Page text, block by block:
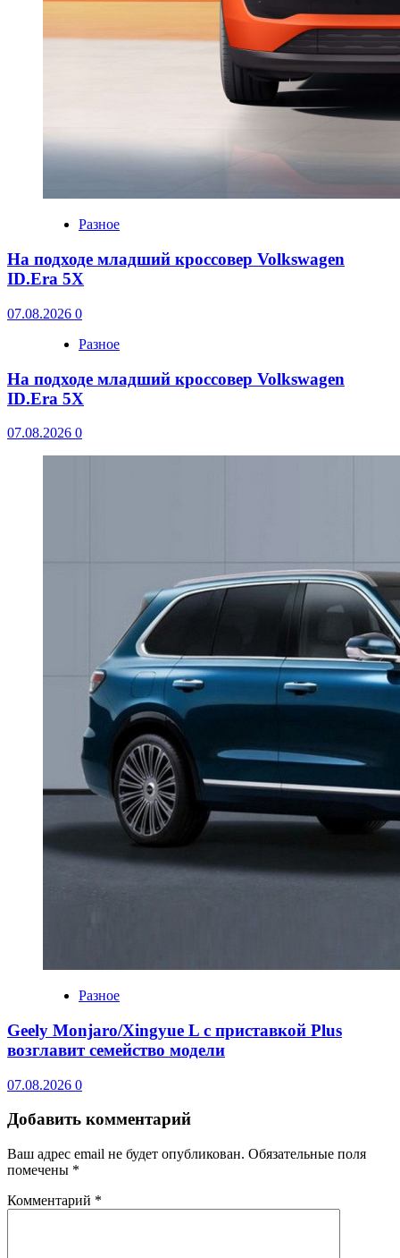
Разное
На подходе младший кроссовер Volkswagen
ID.Era 5X
07.08.2026 0
Разное
На подходе младший кроссовер Volkswagen
ID.Era 5X
07.08.2026 0
Разное
Geely Monjaro/Xingyue L с приставкой Plus
возглавит семейство модели
07.08.2026 0
Добавить комментарий
Ваш адрес email не будет опубликован. Обязательные поля
помечены *
Комментарий *